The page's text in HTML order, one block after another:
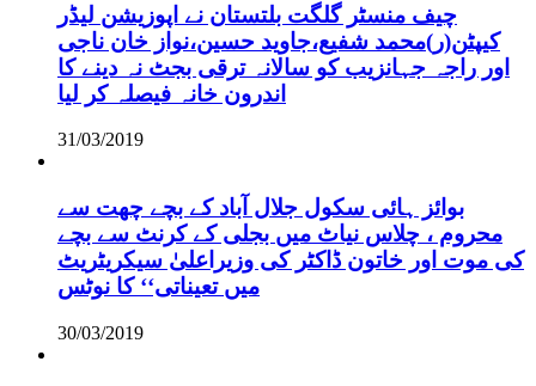
چیف منسٹر گلگت بلتستان نے اپوزیشن لیڈر
کیپٹن(ر)محمد شفیع،جاوید حسین،نواز خان ناجی
اور راجہ جہانزیب کو سالانہ ترقی بجٹ نہ دینے کا
اندرون خانہ فیصلہ کر لیا
31/03/2019
بوائز ہائی سکول جلال آباد کے بچے چھت سے
محروم ، چلاس نیاٹ میں بجلی کے کرنٹ سے بچے
کی موت اور خاتون ڈاکٹر کی وزیراعلیٰ سیکریٹریٹ
میں تعیناتی‘‘ کا نوٹس
30/03/2019